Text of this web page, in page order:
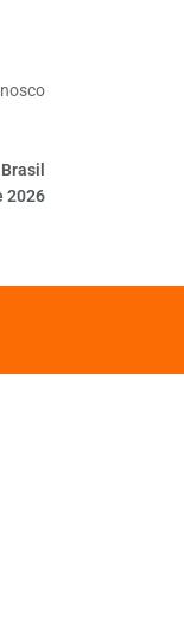
2026